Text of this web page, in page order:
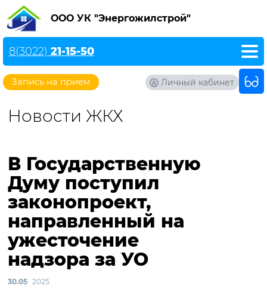
ООО УК "Энергожилстрой"
Запись на прием
8(3022) 21-15-50
Личный кабинет
Новости ЖКХ
В Государственную
Думу поступил
законопроект,
направленный на
ужесточение
надзора за УО
30.05 2025